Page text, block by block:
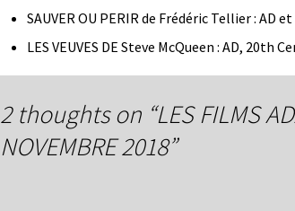
SAUVER OU PERIR de Frédéric Tellier : AD
LES VEUVES DE Steve McQueen : AD, 20th
2 thoughts on “LES FILMS
NOVEMBRE 2018”